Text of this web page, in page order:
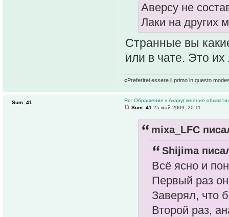
Аверсу не
Лаки на других
Странные вы
или в чате. Это
«Preferirei essere il primo in questo
Re: Обращение к Акару( мнение
Sum_41 25 май 2009, 20:11
mixa_LFC
Shijima
Всё ясно и
Первый раз
Заверял, что
Второй раз,
Sum_41